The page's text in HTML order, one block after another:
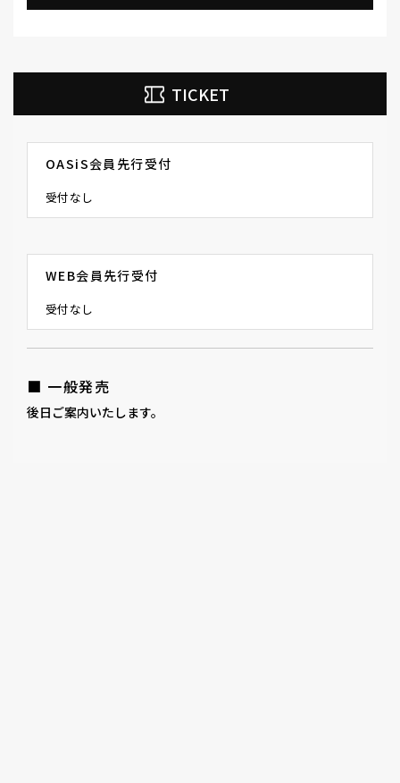
TICKET
OASiS会員先行受付
受付なし
WEB会員先行受付
受付なし
■ 一般発売
後日ご案内いたします。